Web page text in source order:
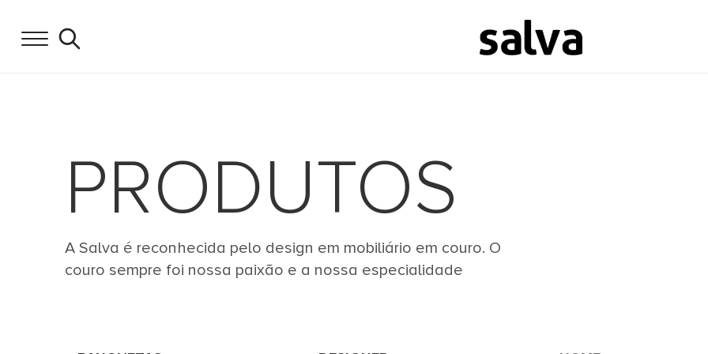
PRODUTOS
A Salva é reconhecida pelo design em mobiliário em couro. O
couro sempre foi nossa paixão e a nossa especialidade